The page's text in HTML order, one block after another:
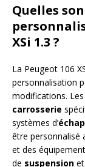
Quelles
XSi 1.3 ?
La Peugeot 106
personnalisation
modifications.
carrosserie
systèmes d’
être personnalisé
et des
de suspension